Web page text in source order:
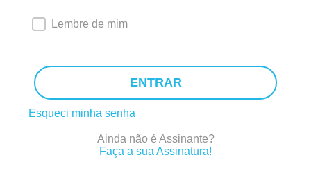
Lembre de mim
ENTRAR
Esqueci minha senha
Ainda não é Assinante?
Faça a sua Assinatura!